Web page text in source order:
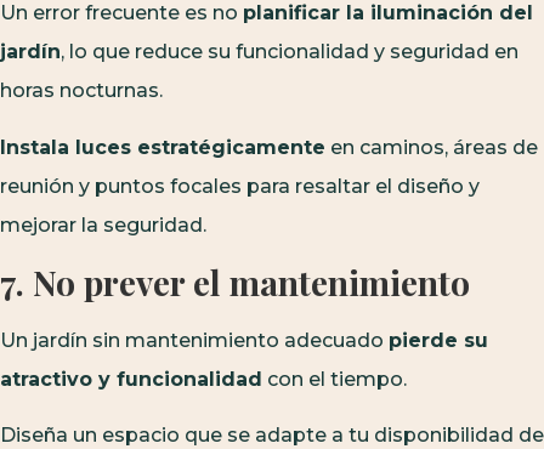
Un error frecuente es no planificar la iluminación del
jardín, lo que reduce su funcionalidad y seguridad en
horas nocturnas.
Instala luces estratégicamente en caminos, áreas de
reunión y puntos focales para resaltar el diseño y
mejorar la seguridad.
7. No prever el mantenimiento
Un jardín sin mantenimiento adecuado pierde su
atractivo y funcionalidad con el tiempo.
Diseña un espacio que se adapte a tu disponibilidad de